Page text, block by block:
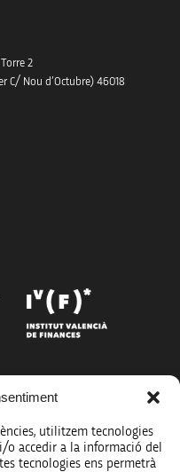
utilitzem tecnologies
o accedir a la informació del
tecnologies ens permetrà
2
C/ Nou d’Octubre) 46018
innovació